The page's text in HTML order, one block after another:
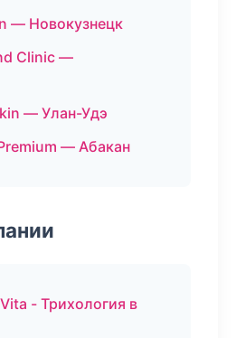
— Новокузнецк
Clinic —
— Улан-Удэ
— Абакан
- Трихология в